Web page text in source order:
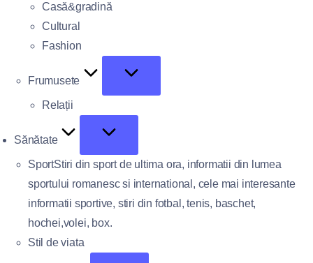
Casă&gradină
Cultural
Fashion
Frumusete
Relații
Sănătate
SportStiri din sport de ultima ora, informatii din lumea
sportului romanesc si international, cele mai interesante
informatii sportive, stiri din fotbal, tenis, baschet,
hochei,volei, box.
Stil de viata